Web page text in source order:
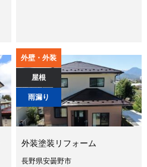
外壁・外装
屋根
雨漏り
外装塗装リフォーム
長野県安曇野市